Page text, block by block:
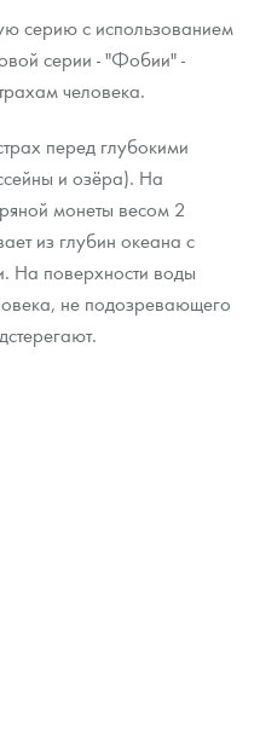
серебра, платины на
серию с использованием
серии - "Фобии" -
человека.
перед глубокими
и озёра). На
монеты весом 2
из глубин океана с
На поверхности воды
не подозревающего